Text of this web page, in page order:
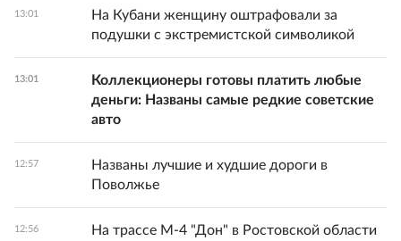
13:01
На Кубани женщину оштрафовали за
подушки с экстремистской символикой
13:01
Коллекционеры готовы платить любые
деньги: Названы самые редкие советские
авто
12:57
Названы лучшие и худшие дороги в
Поволжье
12:56
На трассе М-4 "Дон" в Ростовской области